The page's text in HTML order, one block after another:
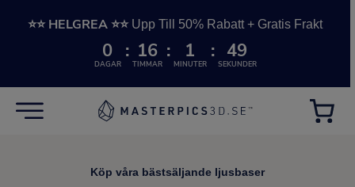
⭐⭐ HELGREA ⭐⭐ Upp Till 50% Rabatt + Gratis Frakt
0
DAGAR
16
TIMMAR
1
MINUTER
47
SEKUNDER
Köp våra bästsäljande ljusbaser